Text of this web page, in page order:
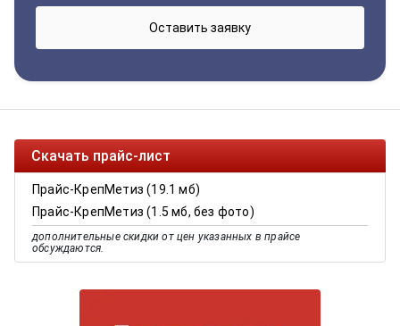
Скачать прайс-лист
Прайс-КрепМетиз (19.1 мб)
Прайс-КрепМетиз (1.5 мб, без фото)
дополнительные скидки от цен указанных в прайсе
обсуждаются.